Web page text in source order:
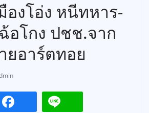
องโอ่ง หนีทหาร-
อโกง ปชช.จาก
ยอาร์ตทอย